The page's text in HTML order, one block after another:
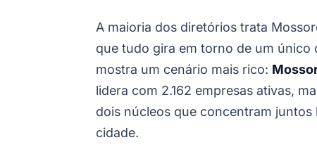
A maioria dos diretórios trata
que tudo gira em torno de um único
mostra um cenário mais rico:
lidera com 2.162 empresas ativas,
dois núcleos que concentram
cidade.